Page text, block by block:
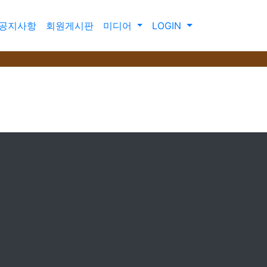
지사항 회원게시판 미디어 LOGIN